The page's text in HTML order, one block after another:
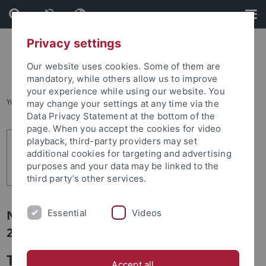
Skip
to
content
Skip
to
footer
You are here: Startseite ... 5
Newsletter Uni Tübingen aktuell Nr.
2/2026: Studium und Lehre
Theologie mit Christo und Jeanne-
Privacy settings
Our website uses cookies. Some of them are
mandatory, while others allow us to improve
your experience while using our website. You
may change your settings at any time via the
Data Privacy Statement at the bottom of the
page. When you accept the cookies for video
playback, third-party providers may set
additional cookies for targeting and advertising
purposes and your data may be linked to the
third party’s other services.
Essential Videos